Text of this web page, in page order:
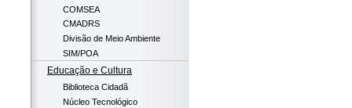
COMSEA
CMADRS
Divisão de Meio Ambiente
SIM/POA
Educação e Cultura
Biblioteca Cidadã
Núcleo Tecnológico